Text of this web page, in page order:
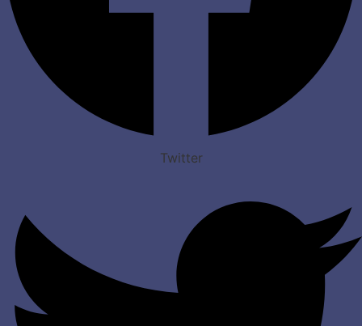
Twitter